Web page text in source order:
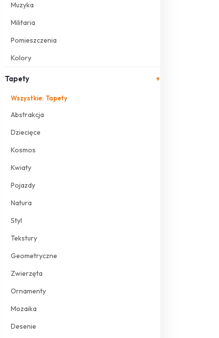
Muzyka
Militaria
Pomieszczenia
Kolory
Tapety ▾
Wszystkie: Tapety
Abstrakcja
Dziecięce
Kosmos
Kwiaty
Pojazdy
Natura
Styl
Tekstury
Geometryczne
Zwierzęta
Ornamenty
Mozaika
Desenie